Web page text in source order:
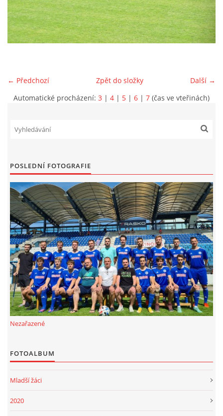
MLADŠÍ ŽÁCI
STARŠÍ PŘÍPRAVKA R 2012 + 2013
ARCHÍV
DOTACE
FKD, z.s.
Drnovice 704
68304 Drnovice
ičo 27005305
č.ú. 3227086359 / 0800
© 2026 eStránky.cz |RSS
← Předchozí Další →
Zpět do složky
Automatické procházení: 3 | 4 | 5 | 6 | 7 (čas ve vteřinách)
POSLEDNÍ FOTOGRAFIE
Nezařazené
FOTOALBUM
Mladší žáci
2020